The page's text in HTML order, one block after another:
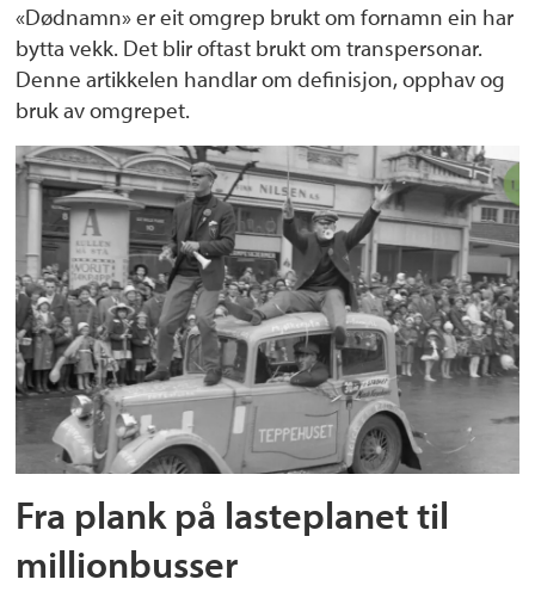
«Dødnamn» er eit omgrep brukt om fornamn ein har
bytta vekk. Det blir oftast brukt om transpersonar.
Denne artikkelen handlar om definisjon, opphav og
bruk av omgrepet.
Fra plank på lasteplanet til
millionbusser